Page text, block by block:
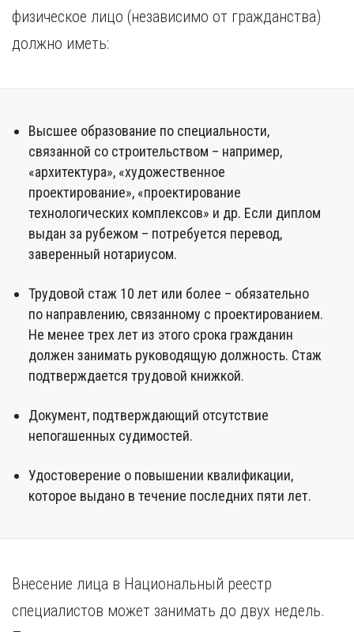
физическое лицо (независимо от гражданства)
должно иметь:
Высшее образование по специальности,
связанной со строительством – например,
«архитектура», «художественное
проектирование», «проектирование
технологических комплексов» и др. Если диплом
выдан за рубежом – потребуется перевод,
заверенный нотариусом.
Трудовой стаж 10 лет или более – обязательно
по направлению, связанному с проектированием.
Не менее трех лет из этого срока гражданин
должен занимать руководящую должность. Стаж
подтверждается трудовой книжкой.
Документ, подтверждающий отсутствие
непогашенных судимостей.
Удостоверение о повышении квалификации,
которое выдано в течение последних пяти лет.
Внесение лица в Национальный реестр
специалистов может занимать до двух недель.